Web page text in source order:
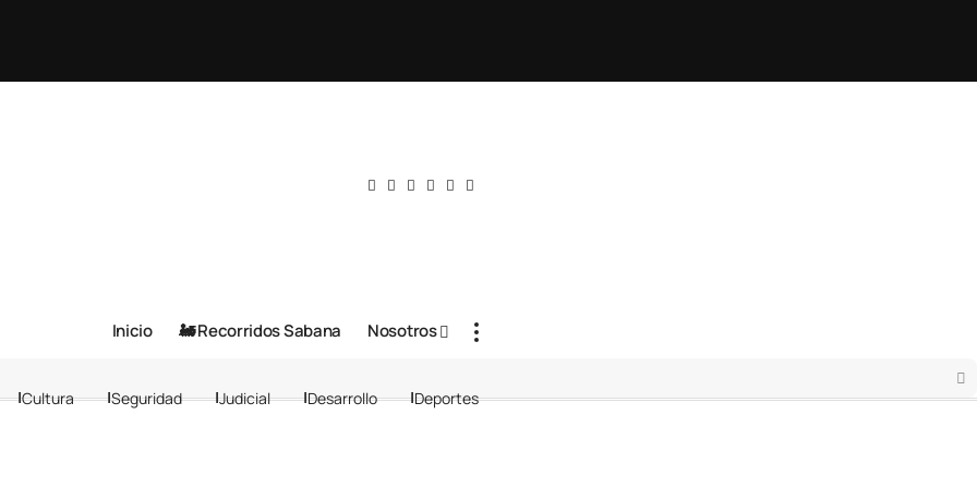
Inicio 🚂 Recorridos Sabana Nosotros
Cultura Seguridad Judicial Desarrollo Deportes